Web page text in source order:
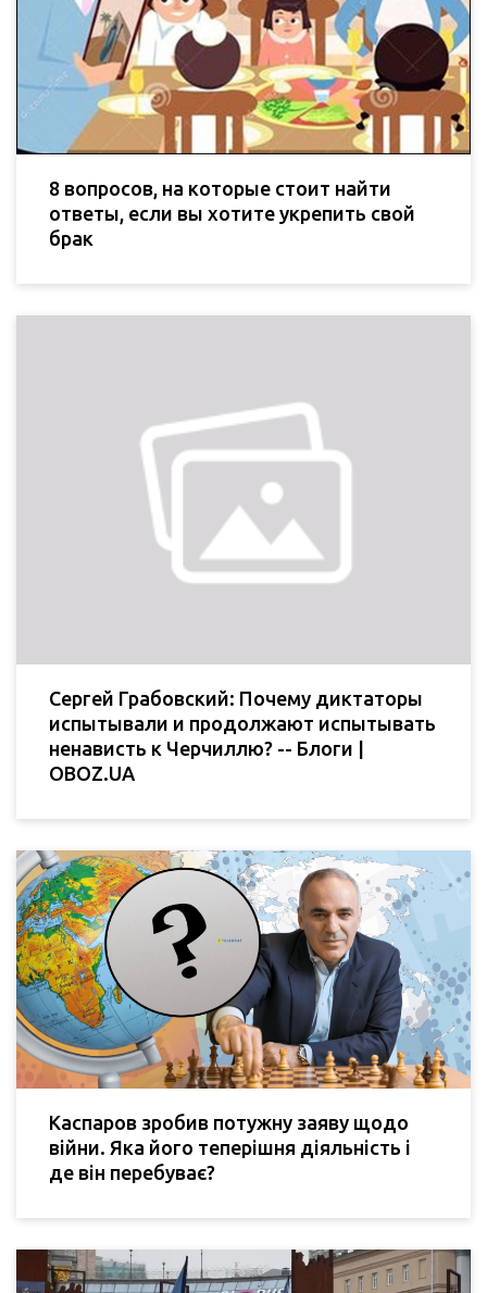
8 вопросов, на которые стоит найти
ответы, если вы хотите укрепить свой
брак
Сергей Грабовский: Почему диктаторы
испытывали и продолжают испытывать
ненависть к Черчиллю? -- Блоги |
OBOZ.UA
Каспаров зробив потужну заяву щодо
війни. Яка його теперішня діяльність і
де він перебуває?